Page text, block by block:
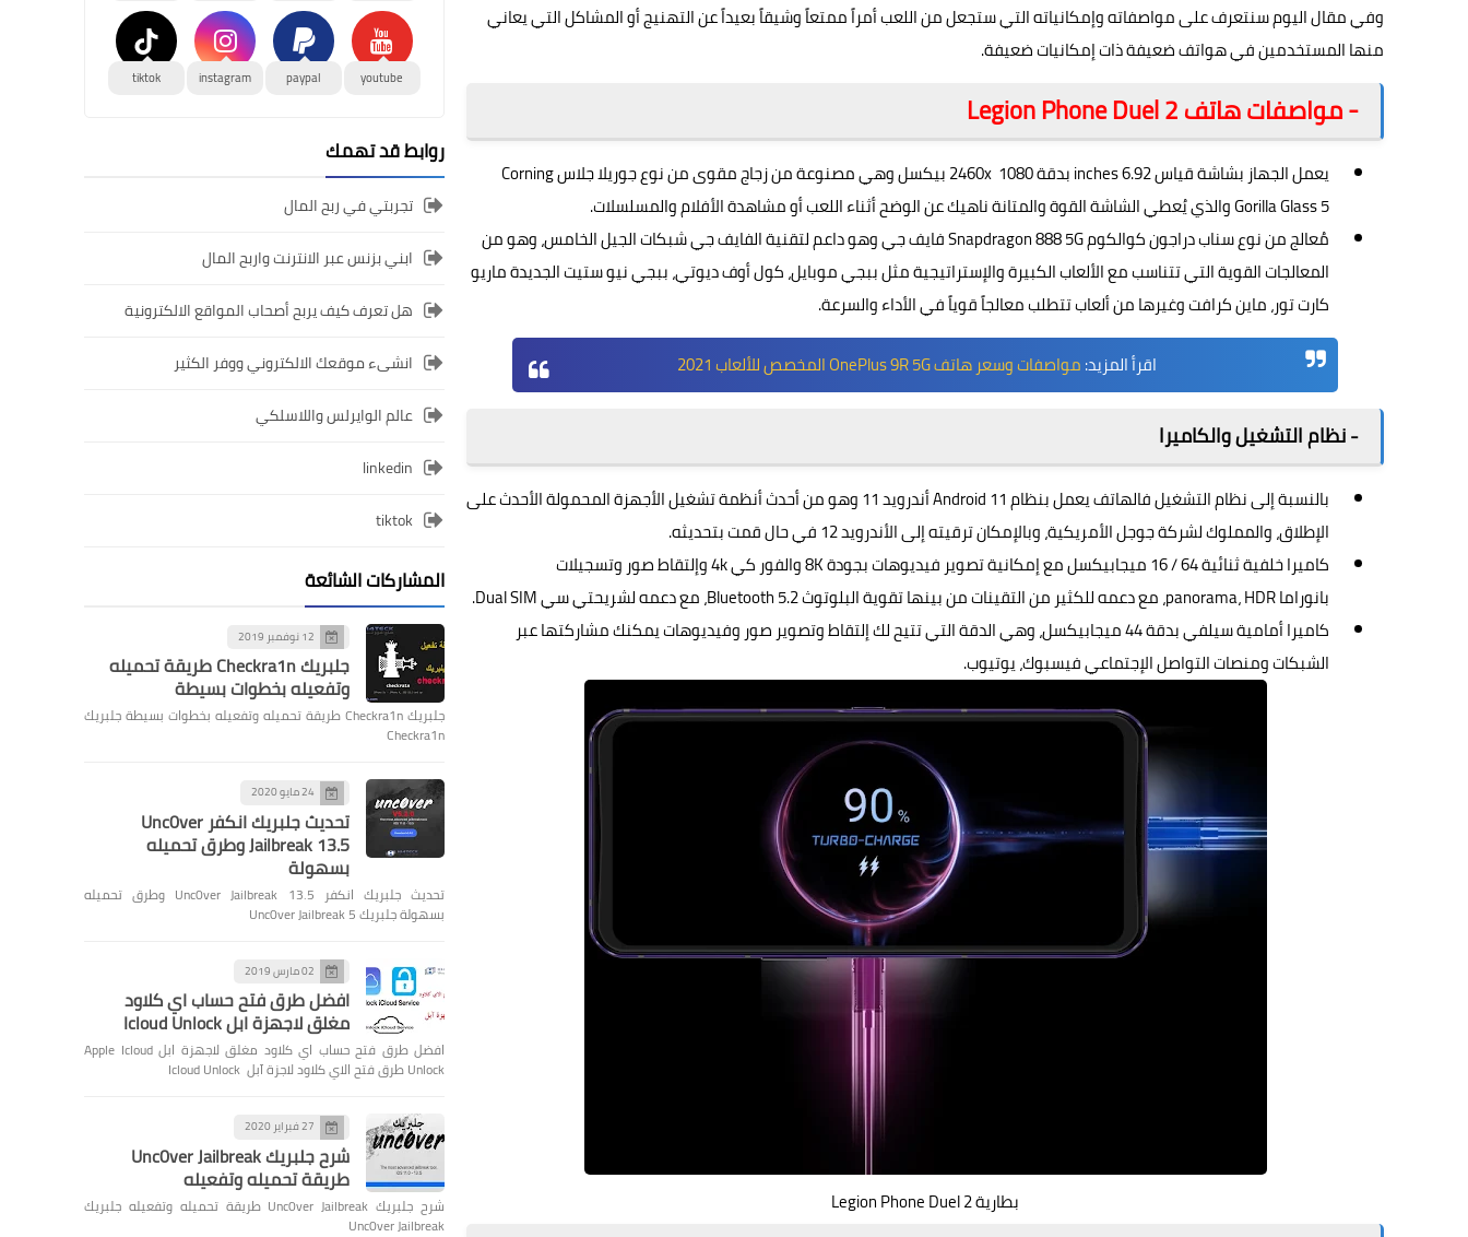
وفي مقال اليوم سنتعرف على مواصفاته وإمكانياته التي ستجعل من اللعب أمراً ممتعاً وشيقاً بعيداً عن التهنيج أو المشاكل التي يعاني
منها المستخدمين في هواتف ضعيفة ذات إمكانيات ضعيفة.
- مواصفات هاتف Legion Phone Duel 2
يعمل الجهاز بشاشة قياس 6.92 inches بدقة 1080 2460x بيكسل وهي مصنوعة من زجاج مقوى من نوع جوريلا جلاس Corning
Gorilla Glass 5 والذي يُعطي الشاشة القوة والمتانة ناهيك عن الوضح أثناء اللعب أو مشاهدة الأفلام والمسلسلات.
مُعالج من نوع سناب دراجون كوالكوم Snapdragon 888 5G فايف جي وهو داعم لتقنية الفايف جي شبكات الجيل الخامس، وهو من
المعالجات القوية التي تتناسب مع الألعاب الكبيرة والإستراتيجية مثل ببجي موبايل، كول أوف ديوتي، ببجي نيو ستيت الجديدة ماريو
كارت تور، ماين كرافت وغيرها من ألعاب تتطلب معالجاً قوياً في الأداء والسرعة.
اقرأ المزيد:مواصفات وسعر هاتف OnePlus 9R 5G المخصص للألعاب 2021
- نظام التشغيل والكاميرا
بالنسبة إلى نظام التشغيل فالهاتف يعمل بنظامAndroid 11
أندرويد 11 وهو من أحدث أنظمة تشغيل الأجهزة المحمولة الأحدث على
الإطلاق، والمملوك لشركة جوجل الأمريكية، وبالإمكان ترقيته إلى الأندرويد 12 في حال قمت بتحديثه.
كاميرا خلفية ثنائية 64 / 16 ميجابيكسل مع إمكانية تصوير فيديوهات بجودة 8K والفور كي 4k وإلتقاط صور وتسجيلات
بانوراما panorama، HDR، مع دعمه للكثير من التقينات من بينها تقوية البلوتوث Bluetooth 5.2، مع دعمه لشريحتي سي Dual SIM.
كاميرا أمامية سيلفي بدقة 44 ميجابيكسل، وهي الدقة التي تتيح لك إلتقاط وتصوير صور وفيديوهات يمكنك مشاركتها عبر
الشبكات ومنصات التواصل الإجتماعي فيسبوك، يوتيوب.
بطارية Legion Phone Duel 2
youtube
paypal
instagram
tiktok
روابط قد تهمك
تجربتي في ربح المال
ابني بزنس عبر الانترنت واربح المال
هل تعرف كيف يربح أصحاب المواقع الالكترونية
انشىء موقعك الالكتروني ووفر الكثير
عالم الوايرلس واللاسلكي
linkedin
tiktok
المشاركات الشائعة
12 نوفمبر 2019
جلبريك Checkra1n طريقة تحميله
وتفعيله بخطوات بسيطة
جلبريك Checkra1n طريقة تحميله وتفعيله بخطوات بسيطة جلبريك
Checkra1n
24 مايو 2020
تحديث جلبريك انكفر Unc0ver
Jailbreak 13.5 وطرق تحميله
بسهولة
تحديث جلبريك انكفر Unc0ver Jailbreak 13.5 وطرق تحميله
بسهولة جلبريك Unc0ver Jailbreak 5
02 مارس 2019
افضل طرق فتح حساب اي كلاود
مغلق لاجهزة ابل Icloud Unlock
افضل طرق فتح حساب اي كلاود مغلق لاجهزة ابل Apple Icloud
Unlock طرق فتح الاي كلاود لاجزة آبل Icloud Unlock
27 فبراير 2020
شرح جلبريك Unc0ver Jailbreak
طريقة تحميله وتفعيله
شرح جلبريك Unc0ver Jailbreak طريقة تحميله وتفعيله جلبريك
Unc0ver Jailbreak